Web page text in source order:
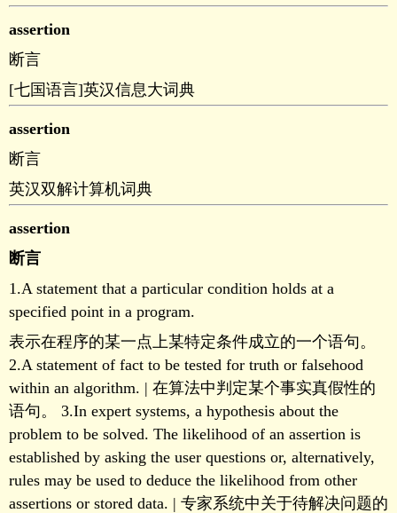
assertion
断言
[七国语言]英汉信息大词典
assertion
断言
英汉双解计算机词典
assertion
断言
1.A statement that a particular condition holds at a
specified point in a program.
表示在程序的某一点上某特定条件成立的一个语句。
2.A statement of fact to be tested for truth or falsehood
within an algorithm. | 在算法中判定某个事实真假性的
语句。 3.In expert systems, a hypothesis about the
problem to be solved. The likelihood of an assertion is
established by asking the user questions or, alternatively,
rules may be used to deduce the likelihood from other
assertions or stored data. | 专家系统中关于待解决问题的